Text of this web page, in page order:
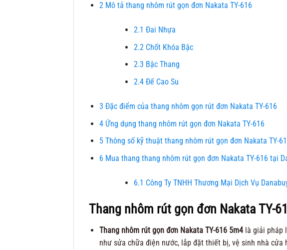
2Mô tả thang nhôm rút gọn đơn Nakata TY-616
2.1 Đai Nhựa
2.2 Chốt Khóa Bậc
2.3 Bậc Thang
2.4Đế Cao Su
3 Đặc điểm của thang nhôm gọn rút đơn Nakata TY-616
4Ứng dụng thang nhôm rút gọn đơn Nakata TY-616
5Thông số kỹ thuật thang nhôm rút gọn đơn Nakata TY-
6 Mua thang thang nhôm rút gọn đơn Nakata TY-616 tại
6.1 Công Ty TNHH Thương Mại Dịch Vụ
Thang nhôm rút gọn đơn Nakata TY-
Thang nhôm rút gọn đơn Nakata TY-616 5m4là giải pháp
như sửa chữa điện nước, lắp đặt thiết bị, vệ sinh nhà cửa